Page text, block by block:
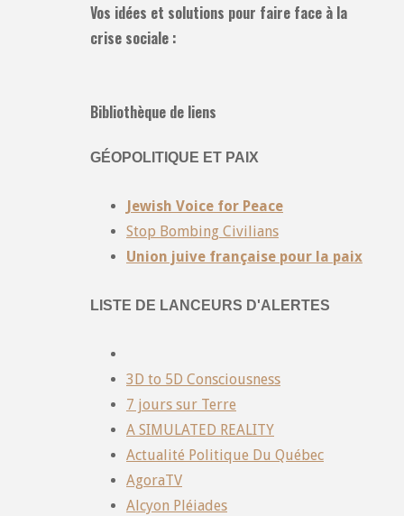
Vos idées et solutions pour faire face à la
crise sociale :
Bibliothèque de liens
GÉOPOLITIQUE ET PAIX
Jewish Voice for Peace
Stop Bombing Civilians
Union juive française pour la paix
LISTE DE LANCEURS D'ALERTES
3D to 5D Consciousness
7 jours sur Terre
A SIMULATED REALITY
Actualité Politique Du Québec
AgoraTV
Alcyon Pléiades